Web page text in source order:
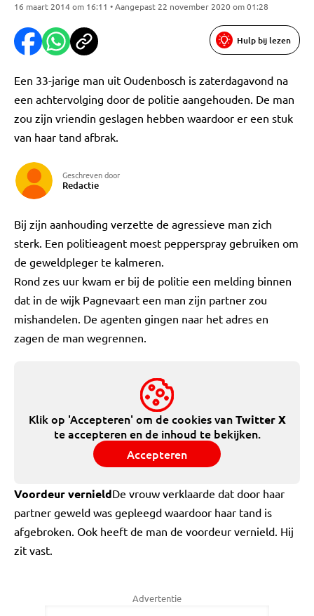
16 maart 2014 om 16:11 • Aangepast 22 november 2020 om 01:28
Hulp bij lezen
Een 33-jarige man uit Oudenbosch is zaterdagavond na
een achtervolging door de politie aangehouden. De man
zou zijn vriendin geslagen hebben waardoor er een stuk
van haar tand afbrak.
Geschreven door
Redactie
Bij zijn aanhouding verzette de agressieve man zich
sterk. Een politieagent moest pepperspray gebruiken om
de geweldpleger te kalmeren.
Rond zes uur kwam er bij de politie een melding binnen
dat in de wijk Pagnevaart een man zijn partner zou
mishandelen. De agenten gingen naar het adres en
zagen de man wegrennen.
Klik op 'Accepteren' om de cookies vanTwitter X
te accepteren en de inhoud te bekijken.
Accepteren
Voordeur vernieldDe vrouw verklaarde dat door haar
partner geweld was gepleegd waardoor haar tand is
afgebroken. Ook heeft de man de voordeur vernield. Hij
zit vast.
Advertentie